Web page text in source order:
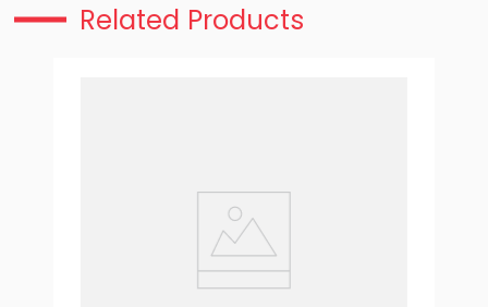
Related Products